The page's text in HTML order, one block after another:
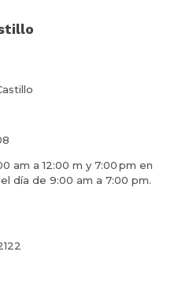
am a 12:00 m y 7:00 pm en
día de 9:00 am a 7:00 pm.